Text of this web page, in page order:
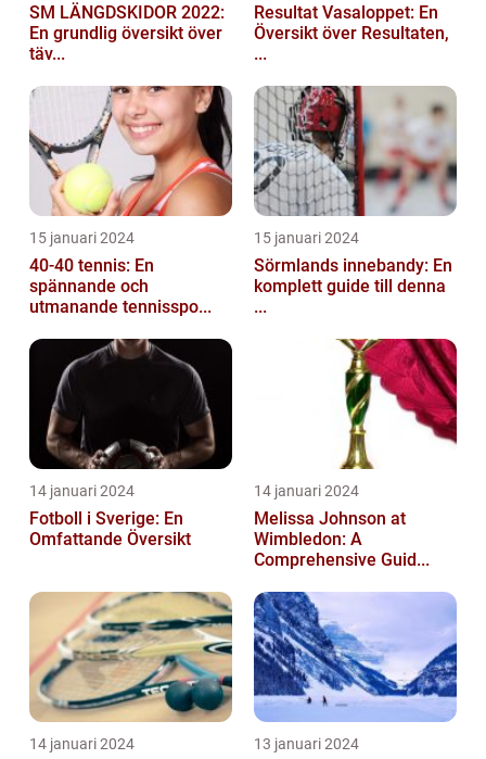
SM LÄNGDSKIDOR 2022:
En grundlig översikt över
täv...
Resultat Vasaloppet: En
Översikt över Resultaten,
...
15 januari 2024
40-40 tennis: En
spännande och
utmanande tennisspo...
15 januari 2024
Sörmlands innebandy: En
komplett guide till denna
...
14 januari 2024
Fotboll i Sverige: En
Omfattande Översikt
14 januari 2024
Melissa Johnson at
Wimbledon: A
Comprehensive Guid...
14 januari 2024 13 januari 2024